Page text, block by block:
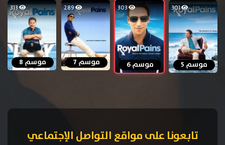
301
موسم 5
303
موسم 6
289
موسم 7
313
موسم 8
تابعونا على مواقع التواصل الإجتماعي